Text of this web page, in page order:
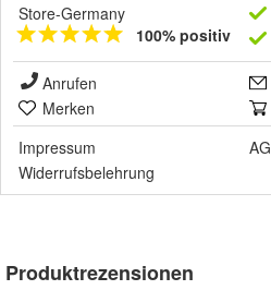
Store-Germany
100% positiv
Anrufen
Merken
Impressum
Widerrufsbelehrung
Produktrezensionen